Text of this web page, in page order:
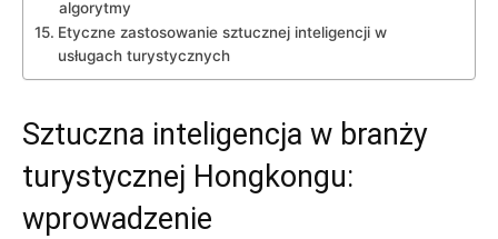
algorytmy
Etyczne zastosowanie‍ sztucznej inteligencji w
usługach turystycznych
Sztuczna inteligencja w branży​
turystycznej Hongkongu:
wprowadzenie